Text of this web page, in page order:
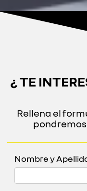
¿ TE
Rellena el
Nombre y